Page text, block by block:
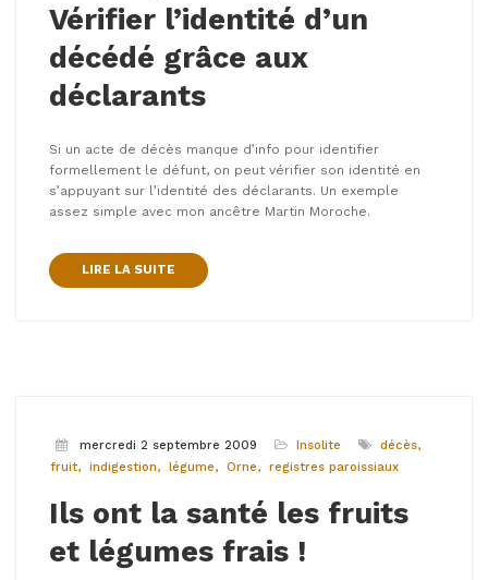
Vérifier l’identité d’un
décédé grâce aux
déclarants
Si un acte de décès manque d’info pour identifier
formellement le défunt, on peut vérifier son identité en
s’appuyant sur l’identité des déclarants. Un exemple
assez simple avec mon ancêtre Martin Moroche.
LIRE LA SUITE
mercredi 2 septembre 2009 Insolite
décès
fruit
indigestion légume Orne registres paroissiaux
Ils ont la santé les fruits
et légumes frais !